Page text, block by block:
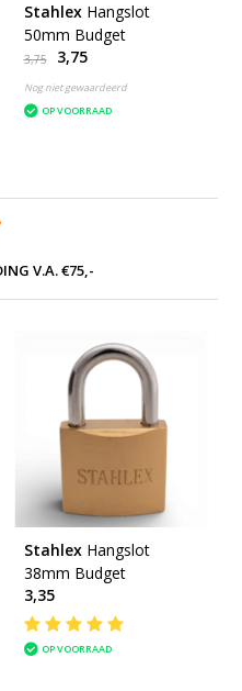
Stahlex Hangslot
50mm Budget
3,75 3,75
Nog niet gewaardeerd
OP VOORRAAD
V.A. €75,-
Stahlex Hangslot
38mm Budget
3,35
OP VOORRAAD